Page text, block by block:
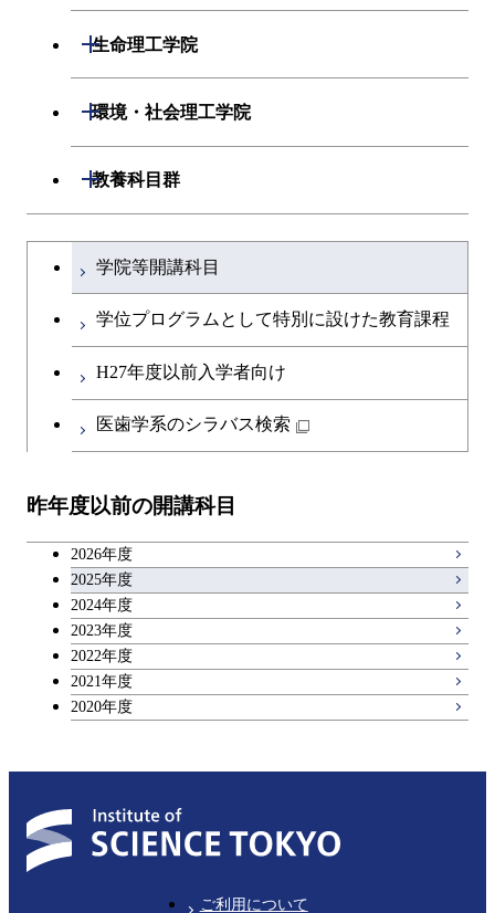
エネルギーコース
エンジニアリングデザイン
ライフエンジニアリングコ
ース
原子核工学コース
人間医療科学技術コース
システム制御コース
コース
電気電子系
開閉
エネルギーコース
ライフエンジニアリングコ
ース
原子核工学コース
人間医療科学技術コース
物質・情報卓越コース
情報通信コース
コース
ライフエンジニアリングコ
ース
人間医療科学技術コース
経営工学系
開閉
エンジニアリングデザイン
コース
専門科目
エネルギーコース
原子核工学コース
人間医療科学技術コース
応用化学コース
ース
原子核工学コース
物質・情報卓越コース
専門科目
数理・計算科学系
開閉
知能情報コース
情報工学コース
知能情報コース
エネルギー・情報コース
人間医療科学技術コース
物質・情報卓越コース
専門科目
生命理工学院
開閉
生命理工学系
開閉
ライフエンジニアリングコ
ース
物質・情報卓越コース
環境・社会理工学院
開閉
建築学系
開閉
コース
都市・環境学コース
コース
都市・環境学コース
開閉
エネルギーコース
エネルギー・情報コース
エンジニアリングデザイン
原子核工学コース
物質・情報卓越コース
社会・人間科学コース
イノベーション科学系
イノベーション科学コース
人間医療科学技術コース
技術経営専門職学位課程
開閉
技術経営専門職学位課程
専門科目
教養科目群
開閉
文系教養科目
英語科目
第二外国語科目
キャリア科目
大学院課程を切り替える
学院等開講科目
学位プログラムとして特別に設けた教育課程
H27年度以前入学者向け
医歯学系のシラバス検索
昨年度以前の開講科目
2026年度
2025年度
2024年度
2023年度
2022年度
2021年度
2020年度
ご利用について